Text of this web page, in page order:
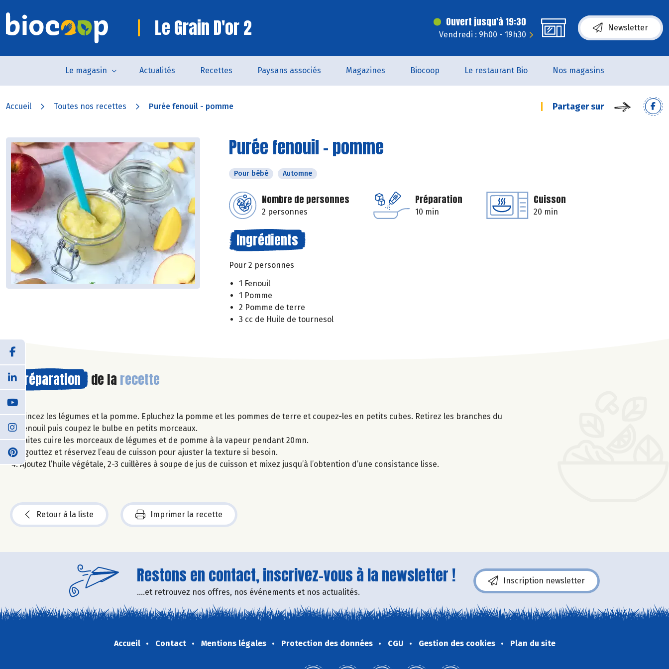
Le Grain D'or 2 Ouvert jusqu'à 19:30
Vendredi : 9h00 - 19h30
Newsletter
Le magasin Actualités Recettes Paysans associés Magazines Biocoop Le restaurant Bio Nos magasins
Accueil Toutes nos recettes Purée fenouil - pomme Partager sur
Purée fenouil - pomme
Pour bébé Automne
Nombre de personnes
2 personnes
Préparation
10 min
Cuisson
20 min
Ingrédients
Pour 2 personnes
1 Fenouil
1 Pomme
2 Pomme de terre
3 cc de Huile de tournesol
Préparation de la recette
Rincez les légumes et la pomme. Epluchez la pomme et les pommes de terre et coupez-les en petits cubes. Retirez les branches du
fenouil puis coupez le bulbe en petits morceaux.
Faites cuire les morceaux de légumes et de pomme à la vapeur pendant 20mn.
Egouttez et réservez l’eau de cuisson pour ajuster la texture si besoin.
Ajoutez l’huile végétale, 2-3 cuillères à soupe de jus de cuisson et mixez jusqu’à l’obtention d’une consistance lisse.
Retour à la liste Imprimer la recette
Restons en contact, inscrivez-vous à la newsletter !
....et retrouvez nos offres, nos événements et nos actualités.
Inscription newsletter
Accueil Contact Mentions légales Protection des données CGU Gestion des cookies Plan du site